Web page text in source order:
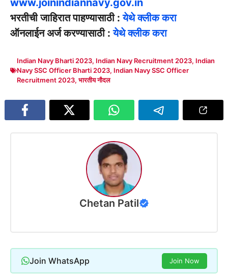
www.joinindiannavy.gov.in
भरतीची जाहिरात पाहण्यासाठी :येथे क्लीक करा
ऑनलाईन अर्ज करण्यासाठी :येथे क्लीक करा
Indian Navy Bharti 2023, Indian Navy Recruitment 2023, Indian
Navy SSC Officer Bharti 2023, Indian Navy SSC Officer
Recruitment 2023, भारतीय नौदल
Chetan Patil
Join WhatsApp Join Now